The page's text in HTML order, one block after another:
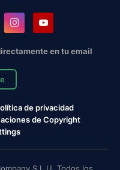
en tu email
de privacidad
de Copyright